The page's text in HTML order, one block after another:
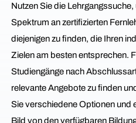
Nutzen Sie die
Spektrum an zertifizierten
diejenigen zu finden, die Ihren
Zielen am besten entsprechen.
Studiengänge nach
relevante Angebote zu finden
Sie verschiedene Optionen und
Bild von den verfügbaren